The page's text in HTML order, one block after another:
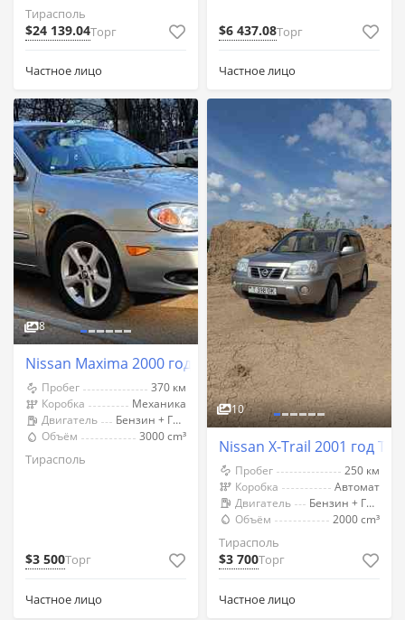
Тирасполь
$24 139.04Торг
Частное лицо
$6 437.08Торг
Частное лицо
8
Nissan Maxima 2000 год Тирасполь
Пробег
370 км
Коробка
Механика
Двигатель
Бензин + Газ (Метан)
Объём
3000 cm³
Тирасполь
$3 500Торг
Частное лицо
10
Nissan X-Trail 2001 год
Пробег
250 км
Коробка
Автомат
Двигатель
Бензин + Газ (Метан)
Объём
2000 cm³
Тирасполь
$3 700Торг
Частное лицо